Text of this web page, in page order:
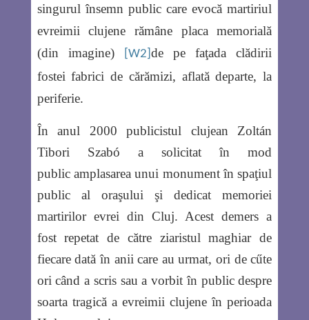
singurul însemn public care evocă martiriul
evreimii clujene rămâne placa memorială
(din imagine)
[W2] de pe faţada clădirii
fostei fabrici de cărămizi, aflată departe, la
periferie.
În anul 2000 publicistul clujean Zoltán
Tibori Szabó a solicitat în mod
public amplasarea unui monument în spaţiul
public al oraşului şi dedicat memoriei
martirilor evrei din Cluj. Acest demers a
fost repetat de către ziaristul maghiar de
fiecare dată în anii care au urmat, ori de cűte
ori când a scris sau a vorbit în public despre
soarta tragică a evreimii clujene în perioada